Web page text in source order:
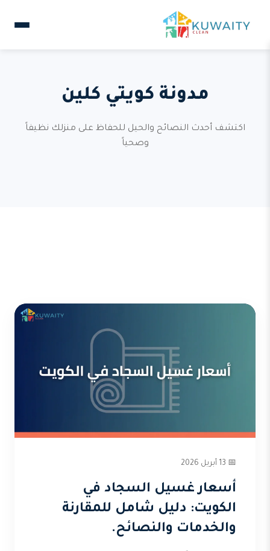
مدونة كويتي كلين
اكتشف أحدث النصائح والحيل للحفاظ على منزلك نظيفاً
وصحياً
📅 13 أبريل 2026
أسعار غسيل السجاد في
الكويت: دليل شامل للمقارنة
والخدمات والنصائح.